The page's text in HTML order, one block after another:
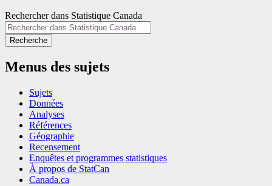
Rechercher dans Statistique Canada
Recherche
Menus des sujets
Sujets
Données
Analyses
Références
Géographie
Recensement
Enquêtes et programmes statistiques
À propos de StatCan
Canada.ca